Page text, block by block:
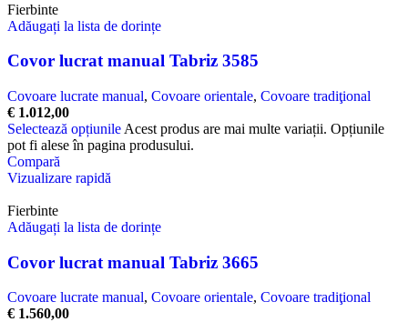
Fierbinte
Adăugați la lista de dorințe
Covor lucrat manual Tabriz 3585
Covoare lucrate manual, Covoare orientale, Covoare tradiţional
€ 1.012,00
Selectează opțiunile Acest produs are mai multe variații. Opțiunile
pot fi alese în pagina produsului.
Compară
Vizualizare rapidă
Fierbinte
Adăugați la lista de dorințe
Covor lucrat manual Tabriz 3665
Covoare lucrate manual, Covoare orientale, Covoare tradiţional
€ 1.560,00